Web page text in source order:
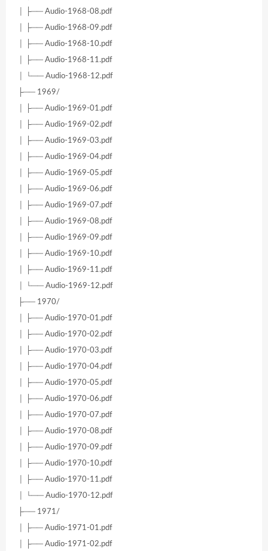
│ ├── Audio-1968-08.pdf
│ ├── Audio-1968-09.pdf
│ ├── Audio-1968-10.pdf
│ ├── Audio-1968-11.pdf
│ └── Audio-1968-12.pdf
├── 1969/
│ ├── Audio-1969-01.pdf
│ ├── Audio-1969-02.pdf
│ ├── Audio-1969-03.pdf
│ ├── Audio-1969-04.pdf
│ ├── Audio-1969-05.pdf
│ ├── Audio-1969-06.pdf
│ ├── Audio-1969-07.pdf
│ ├── Audio-1969-08.pdf
│ ├── Audio-1969-09.pdf
│ ├── Audio-1969-10.pdf
│ ├── Audio-1969-11.pdf
│ └── Audio-1969-12.pdf
├── 1970/
│ ├── Audio-1970-01.pdf
│ ├── Audio-1970-02.pdf
│ ├── Audio-1970-03.pdf
│ ├── Audio-1970-04.pdf
│ ├── Audio-1970-05.pdf
│ ├── Audio-1970-06.pdf
│ ├── Audio-1970-07.pdf
│ ├── Audio-1970-08.pdf
│ ├── Audio-1970-09.pdf
│ ├── Audio-1970-10.pdf
│ ├── Audio-1970-11.pdf
│ └── Audio-1970-12.pdf
├── 1971/
│ ├── Audio-1971-01.pdf
│ ├── Audio-1971-02.pdf